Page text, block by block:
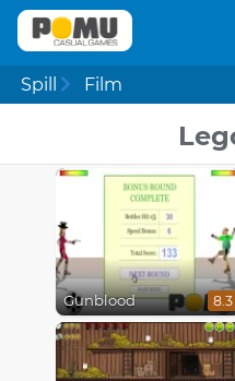
Spill Film
Gunblood 8.3